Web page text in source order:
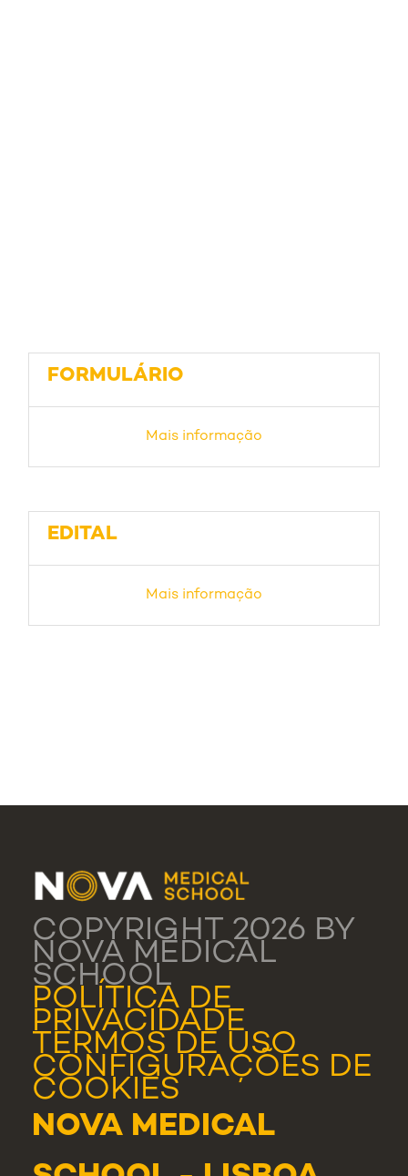
FORMULÁRIO
Mais informação
EDITAL
Mais informação
COPYRIGHT 2026 BY
NOVA MEDICAL
SCHOOL
POLÍTICA DE
PRIVACIDADE
TERMOS DE USO
CONFIGURAÇÕES DE
COOKIES
NOVA MEDICAL